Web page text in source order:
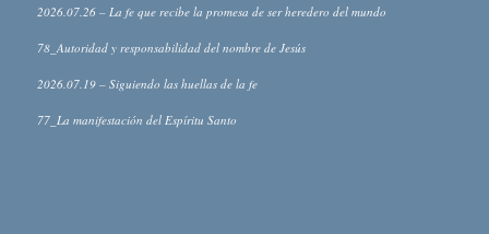
2026.07.26 – La fe que recibe la promesa de ser heredero del mundo
78_Autoridad y responsabilidad del nombre de Jesús
2026.07.19 – Siguiendo las huellas de la fe
77_La manifestación del Espíritu Santo